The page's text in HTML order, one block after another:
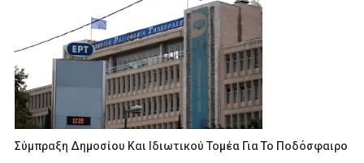
Σύμπραξη Δημοσίου Και Ιδιωτικού Τομέα Για Το Ποδόσφαιρο